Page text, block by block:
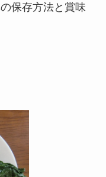
保存方法と賞味